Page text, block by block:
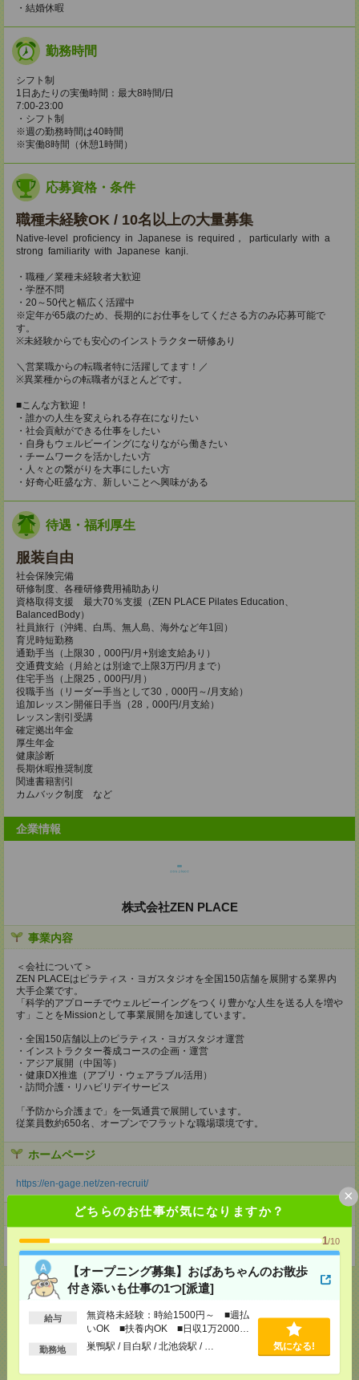
どちらのお仕事が気になりますか？
1/10
【オープニング募集】おばあちゃんのお散歩
付き添いも仕事の1つ[派遣]
給与
無資格未経験：時給1500円～ ■週払
いOK ■扶養内OK ■日収1万2000円
以上
勤務地 巣鴨駅 / 目白駅 / 北池袋駅 / … 気になる!
×
・結婚休暇
勤務時間
シフト制
1日あたりの実働時間：最大8時間/日
7:00-23:00
・シフト制
※週の勤務時間は40時間
※実働8時間（休憩1時間）
応募資格・条件
職種未経験OK / 10名以上の大量募集
Native-level proficiency in Japanese is required， particularly with a
strong familiarity with Japanese kanji.
・職種／業種未経験者大歓迎
・学歴不問
・20～50代と幅広く活躍中
※定年が65歳のため、長期的にお仕事をしてくださる方のみ応募可能で
す。
※未経験からでも安心のインストラクター研修あり
＼営業職からの転職者特に活躍してます！／
※異業種からの転職者がほとんどです。
■こんな方歓迎！
・誰かの人生を変えられる存在になりたい
・社会貢献ができる仕事をしたい
・自身もウェルビーイングになりながら働きたい
・チームワークを活かしたい方
・人々との繋がりを大事にしたい方
・好奇心旺盛な方、新しいことへ興味がある
待遇・福利厚生
服装自由
社会保険完備
研修制度、各種研修費用補助あり
資格取得支援 最大70％支援（ZEN PLACE Pilates Education、
BalancedBody）
社員旅行（沖縄、白馬、無人島、海外など年1回）
育児時短勤務
通勤手当（上限30，000円/月+別途支給あり）
交通費支給（月給とは別途で上限3万円/月まで）
住宅手当（上限25，000円/月）
役職手当（リーダー手当として30，000円～/月支給）
追加レッスン開催日手当（28，000円/月支給）
レッスン割引受講
確定拠出年金
厚生年金
健康診断
長期休暇推奨制度
関連書籍割引
カムバック制度 など
企業情報
株式会社ZEN PLACE
事業内容
＜会社について＞
ZEN PLACEはピラティス・ヨガスタジオを全国150店舗を展開する業界内
大手企業です。
「科学的アプローチでウェルビーイングをつくり豊かな人生を送る人を増や
す」ことをMissionとして事業展開を加速しています。
・全国150店舗以上のピラティス・ヨガスタジオ運営
・インストラクター養成コースの企画・運営
・アジア展開（中国等）
・健康DX推進（アプリ・ウェアラブル活用）
・訪問介護・リハビリデイサービス
「予防から介護まで」を一気通貫で展開しています。
従業員数約650名、オープンでフラットな職場環境です。
ホームページ
https://en-gage.net/zen-recruit/
東京都渋谷区広尾３丁目１２－３６ ワイマッツ広尾ビル４階
応募ページへ